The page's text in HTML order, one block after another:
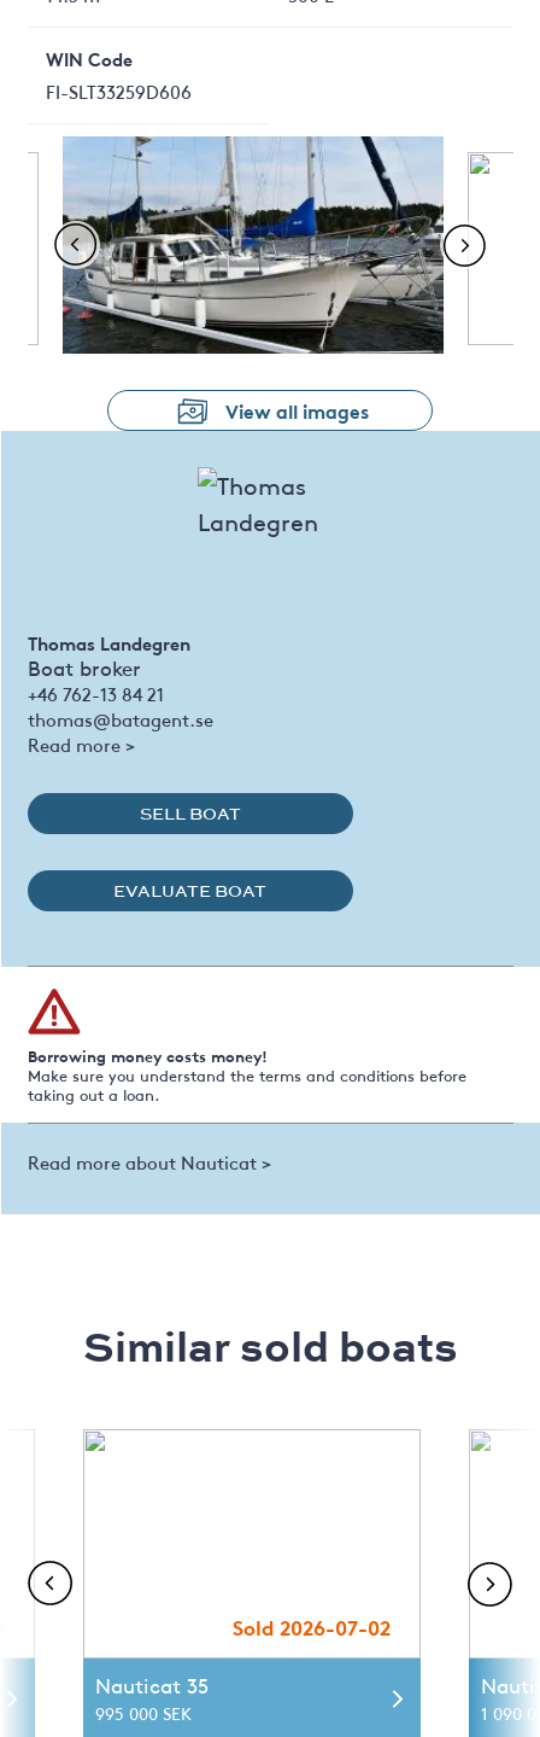
WIN Code
FI-SLT33259D606
View all images
Thomas Landegren
Boat broker
+46 762-13 84 21
thomas@batagent.se
Read more >
SELL BOAT
EVALUATE BOAT
Borrowing money costs money!
Make sure you understand the terms and conditions before
taking out a loan.
Read more about Nauticat >
Similar sold boats
Sold 2026-07-02
Nauticat 35
995 000 SEK 1 090